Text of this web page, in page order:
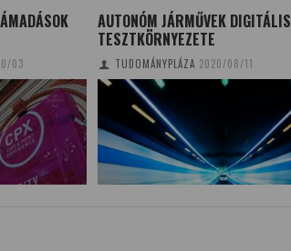
03
AUTONÓM JÁRMŰVEK DIGITÁLIS
TESZTKÖRNYEZETE
TUDOMÁNYPLÁZA 2020/08/11